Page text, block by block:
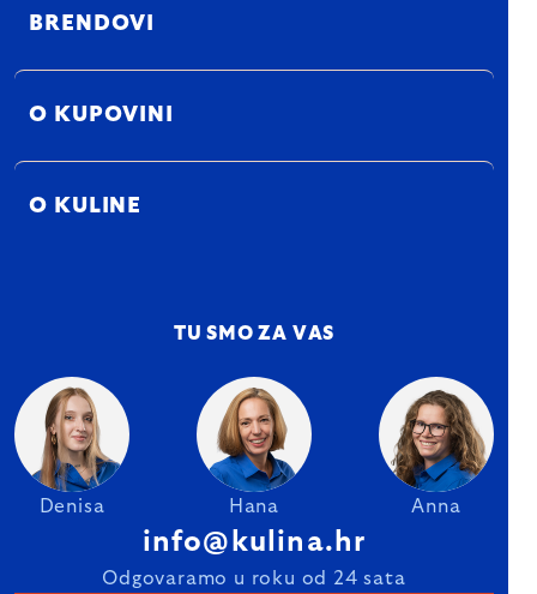
BRENDOVI
O KUPOVINI
O KULINE
TU SMO ZA VAS
Denisa Hana Anna
info@kulina.hr
Odgovaramo u roku od 24 sata